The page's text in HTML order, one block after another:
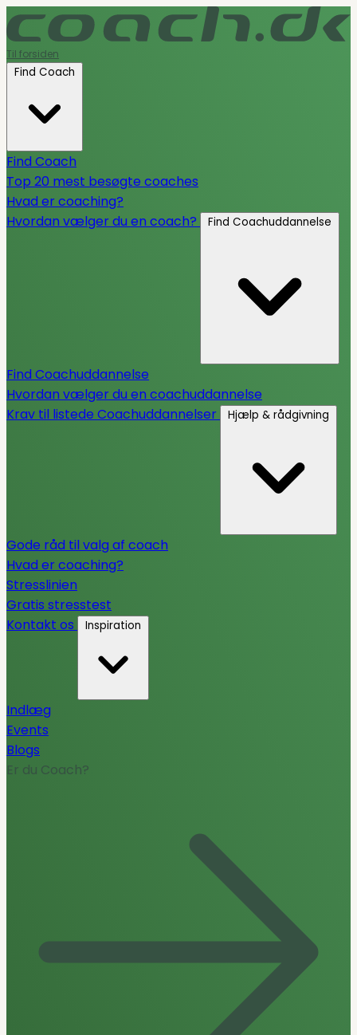
Til forsiden
Find Coach
Find Coach
Top 20 mest besøgte coaches
Hvad er coaching?
Hvordan vælger du en coach?
Find Coachuddannelse
Find Coachuddannelse
Hvordan vælger du en coachuddannelse
Krav til listede Coachuddannelser
Hjælp & rådgivning
Gode råd til valg af coach
Hvad er coaching?
Stresslinien
Gratis stresstest
Kontakt os
Inspiration
Indlæg
Events
Blogs
Er du Coach?